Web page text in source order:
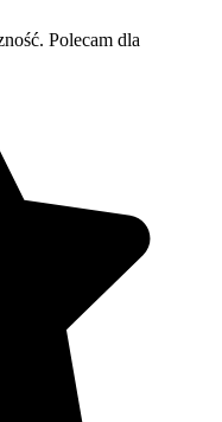
Polecam dla